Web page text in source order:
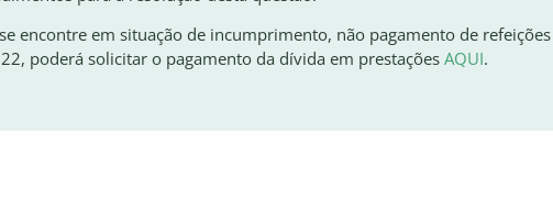
encontre em situação de incumprimento, não pagamento de
poderá solicitar o pagamento da dívida em prestações AQUI.